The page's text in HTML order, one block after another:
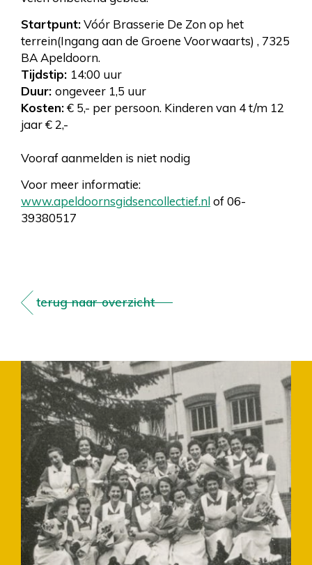
Startpunt:Vóór Brasserie De Zon op het
terrein(Ingang aan de Groene Voorwaarts) , 7325
BA Apeldoorn.
Tijdstip: 14:00 uur
Duur: ongeveer 1,5 uur
Kosten:€ 5,- per persoon. Kinderen van 4 t/m 12
jaar € 2,-
Vooraf aanmelden is niet nodig
Voor meer informatie:
www.apeldoornsgidsencollectief.nlof 06-
39380517
terug naar overzicht